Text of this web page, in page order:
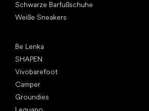
Schwarze Barfußschuhe
Weiße Sneakers
Be Lenka
SHAPEN
Vivobarefoot
Camper
Groundies